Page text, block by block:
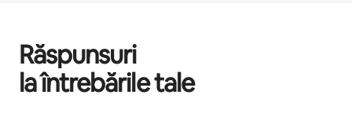
Răspunsuri
la întrebările tale